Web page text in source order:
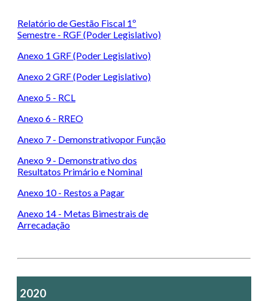
Relatório de Gestão Fiscal 1º
Semestre - RGF (Poder Legislativo)
Anexo 1 GRF (Poder Legislativo)
Anexo 2 GRF (Poder Legislativo)
Anexo 5 - RCL
Anexo 6 - RREO
Anexo 7 - Demonstrativopor Função
Anexo 9 - Demonstrativo dos
Resultatos Primário e Nominal
Anexo 10 - Restos a Pagar
Anexo 14 - Metas Bimestrais de
Arrecadação
2020